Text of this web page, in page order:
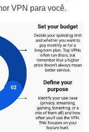
VPN para você.